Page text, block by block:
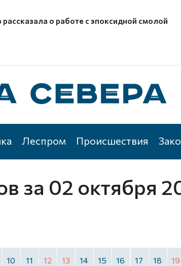
о работе с эпоксидной смолой
Леспром Происшествия
за 02 октября
10 11 12 13 14 15 16 17 18 19